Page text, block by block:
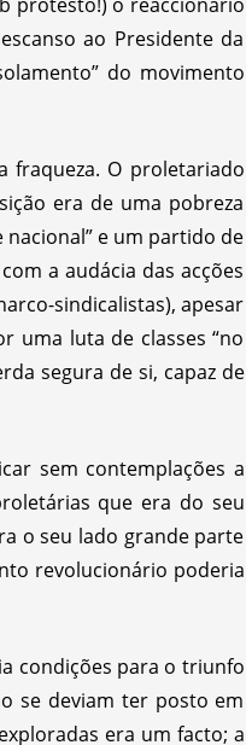
ao Presidente da
do movimento
fraqueza. O proletariado
era de uma pobreza
nacional” e um partido de
a audácia das acções
sindicalistas), apesar
uma luta de classes “no
segura de si, capaz de
sem contemplações a
que era do seu
o seu lado grande parte
revolucionário poderia
condições para o triunfo
se deviam ter posto em
era um facto; a